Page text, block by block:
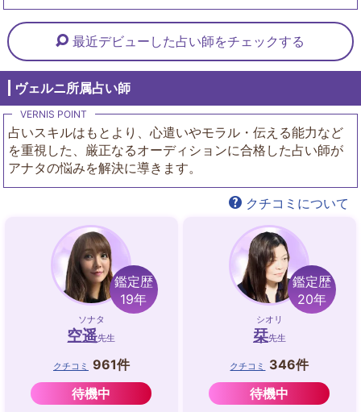
最近デビューした占い師をチェックする
ヴェルニ所属占い師
占いスキルはもとより、心遣いやモラル・伝える能力など
を重視した、厳正なるオーディションに合格した占い師が
アナタの悩みを解決に導きます。
クチコミについて
鑑定歴
19年
ソナタ
空遥先生
クチコミ 961件
待機中
鑑定歴
20年
シオリ
栞先生
クチコミ
346件
待機中